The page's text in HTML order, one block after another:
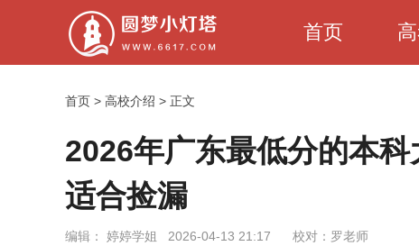
首页
首页 > 高校介绍 > 正文
2026年广东最低分的本科
适合捡漏
编辑： 婷婷学姐 2026-04-13 21:17 校对：罗老师